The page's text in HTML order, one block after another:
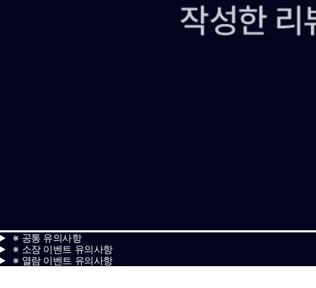
※ 공통 유의사항
※ 소장 이벤트 유의사항
※ 열람 이벤트 유의사항